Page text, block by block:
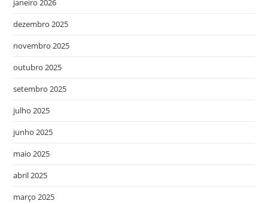
dezembro 2025
novembro 2025
outubro 2025
setembro 2025
julho 2025
junho 2025
maio 2025
abril 2025
março 2025